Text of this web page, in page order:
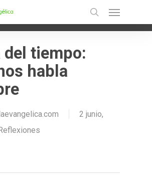
search
del tiempo:
habla
2 junio,
Ir a la versión móvil